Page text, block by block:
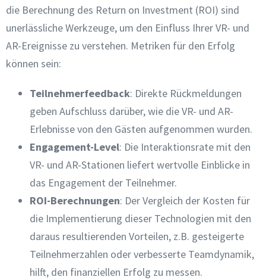
die Berechnung des Return on Investment (ROI) sind
unerlässliche Werkzeuge, um den Einfluss Ihrer VR- und
AR-Ereignisse zu verstehen. Metriken für den Erfolg
können sein:
Teilnehmerfeedback: Direkte Rückmeldungen
geben Aufschluss darüber, wie die VR- und AR-
Erlebnisse von den Gästen aufgenommen wurden.
Engagement-Level: Die Interaktionsrate mit den
VR- und AR-Stationen liefert wertvolle Einblicke in
das Engagement der Teilnehmer.
ROI-Berechnungen: Der Vergleich der Kosten für
die Implementierung dieser Technologien mit den
daraus resultierenden Vorteilen, z.B. gesteigerte
Teilnehmerzahlen oder verbesserte Teamdynamik,
hilft, den finanziellen Erfolg zu messen.